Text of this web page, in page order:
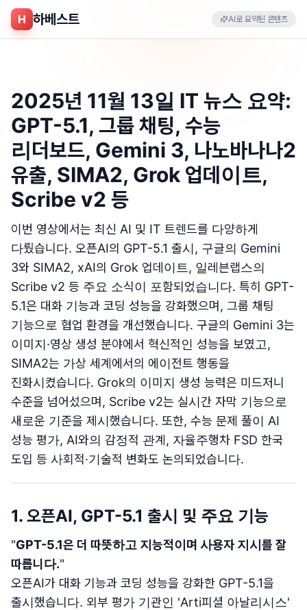
H 하베스트 AI로 요약된 콘텐츠
2025년 11월 13일 IT 뉴스 요약:
GPT-5.1, 그룹 채팅, 수능
리더보드, Gemini 3, 나노바나나2
유출, SIMA2, Grok 업데이트,
Scribe v2 등
이번 영상에서는 최신 AI 및 IT 트렌드를 다양하게
다뤘습니다. 오픈AI의 GPT-5.1 출시, 구글의 Gemini
3와 SIMA2, xAI의 Grok 업데이트, 일레븐랩스의
Scribe v2 등 주요 소식이 포함되었습니다. 특히 GPT-
5.1은 대화 기능과 코딩 성능을 강화했으며, 그룹 채팅
기능으로 협업 환경을 개선했습니다. 구글의 Gemini 3는
이미지·영상 생성 분야에서 혁신적인 성능을 보였고,
SIMA2는 가상 세계에서의 에이전트 행동을
진화시켰습니다. Grok의 이미지 생성 능력은 미드저니
수준을 넘어섰으며, Scribe v2는 실시간 자막 기능으로
새로운 기준을 제시했습니다. 또한, 수능 문제 풀이 AI
성능 평가, AI와의 감정적 관계, 자율주행차 FSD 한국
도입 등 사회적·기술적 변화도 논의되었습니다.
1. 오픈AI, GPT-5.1 출시 및 주요 기능
"GPT-5.1은 더 따뜻하고 지능적이며 사용자 지시를 잘
따릅니다."
오픈AI가 대화 기능과 코딩 성능을 강화한 GPT-5.1을
출시했습니다. 외부 평가 기관인 'Arti피셜 아날리시스'